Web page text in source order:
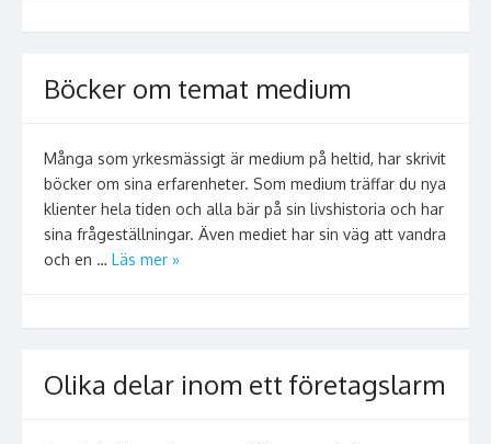
Böcker om temat medium
Många som yrkesmässigt är medium på heltid, har skrivit
böcker om sina erfarenheter. Som medium träffar du nya
klienter hela tiden och alla bär på sin livshistoria och har
sina frågeställningar. Även mediet har sin väg att vandra
och en … Läs mer »
Olika delar inom ett företagslarm